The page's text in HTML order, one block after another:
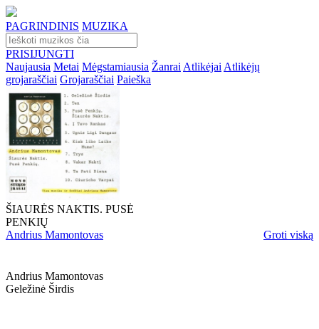
PAGRINDINIS MUZIKA
PRISIJUNGTI
Naujausia Metai Mėgstamiausia Žanrai Atlikėjai Atlikėjų
grojaraščiai Grojaraščiai Paieška
ŠIAURĖS NAKTIS. PUSĖ
PENKIŲ
Andrius Mamontovas
Groti viską
Andrius Mamontovas
Geležinė Širdis